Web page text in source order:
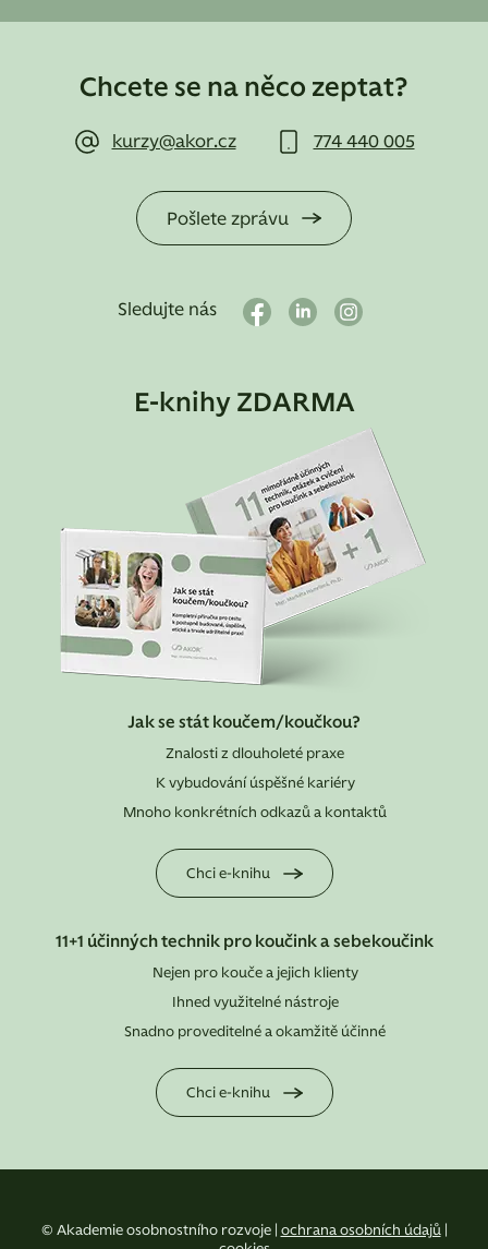
Chcete se na něco zeptat?
kurzy@akor.cz 774 440 005
Pošlete zprávu
Sledujte nás
E-knihy ZDARMA
Jak se stát koučem/koučkou?
Znalosti z dlouholeté praxe
K vybudování úspěšné kariéry
Mnoho konkrétních odkazů a kontaktů
Chci e-knihu
11+1 účinných technik pro koučink a sebekoučink
Nejen pro kouče a jejich klienty
Ihned využitelné nástroje
Snadno proveditelné a okamžitě účinné
Chci e-knihu
© Akademie osobnostního rozvoje | ochrana osobních údajů|